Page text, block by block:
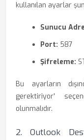
kullanılan ayarlar
Sunucu
Port: 587
Şifreleme:
Bu ayarların
gerektiriyor'
olunmalıdır.
2. Outlook